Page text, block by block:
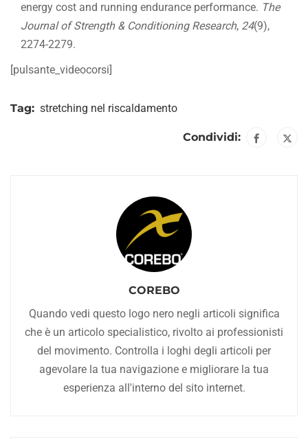
energy cost and running endurance performance. The
Journal of Strength & Conditioning Research, 24(9),
2274-2279.
[pulsante_videocorsi]
Tag: stretching nel riscaldamento
Condividi:
COREBO
Quando vedi questo logo nero negli articoli significa
che è un articolo specialistico, rivolto ai professionisti
del movimento. Controlla i loghi degli articoli per
agevolare la tua navigazione e migliorare la tua
esperienza all'interno del sito internet.